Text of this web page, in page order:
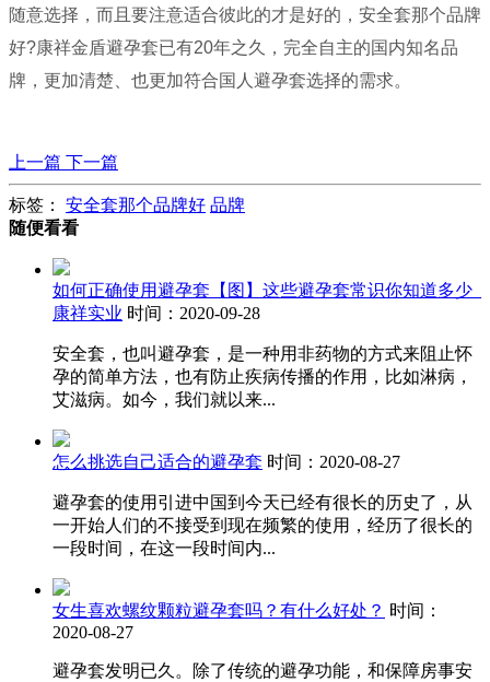
随意选择，而且要注意适合彼此的才是好的，安全套那个品牌
好?康祥金盾避孕套已有20年之久，完全自主的国内知名品
牌，更加清楚、也更加符合国人避孕套选择的需求。
上一篇 下一篇
标签： 安全套那个品牌好 品牌
随便看看
如何正确使用避孕套【图】这些避孕套常识你知道多少_
康祥实业 时间：2020-09-28
安全套，也叫避孕套，是一种用非药物的方式来阻止怀
孕的简单方法，也有防止疾病传播的作用，比如淋病，
艾滋病。如今，我们就以来...
怎么挑选自己适合的避孕套 时间：2020-08-27
避孕套的使用引进中国到今天已经有很长的历史了，从
一开始人们的不接受到现在频繁的使用，经历了很长的
一段时间，在这一段时间内...
女生喜欢螺纹颗粒避孕套吗？有什么好处？ 时间：
2020-08-27
避孕套发明已久。除了传统的避孕功能，和保障房事安